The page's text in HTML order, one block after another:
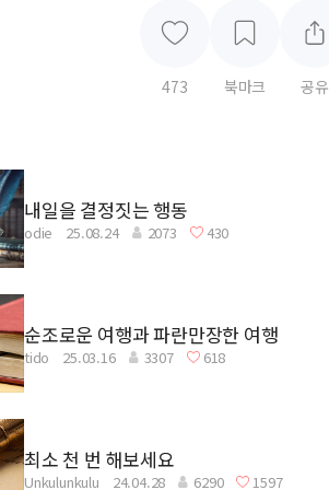
473 북마크 공유
내일을 결정짓는 행동
odie 25.08.24 2073 430
순조로운 여행과 파란만장한 여행
tido 25.03.16 3307 618
최소 천 번 해보세요
Unkulunkulu 24.04.28 6290 1597